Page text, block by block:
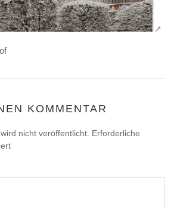
KOMMENTAR
nicht veröffentlicht. Erforderliche